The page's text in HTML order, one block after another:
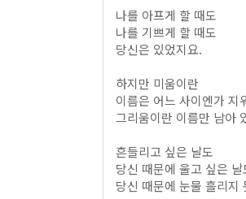
나를 아프게 할 때도
나를 기쁘게 할 때도
당신은 있었지요.
하지만 미움이란
이름은 어느 사이엔가 지
그리움이란 이름만 남아
흔들리고 싶은 날도
당신 때문에 울고 싶은 날
당신 때문에 눈물 흘리지